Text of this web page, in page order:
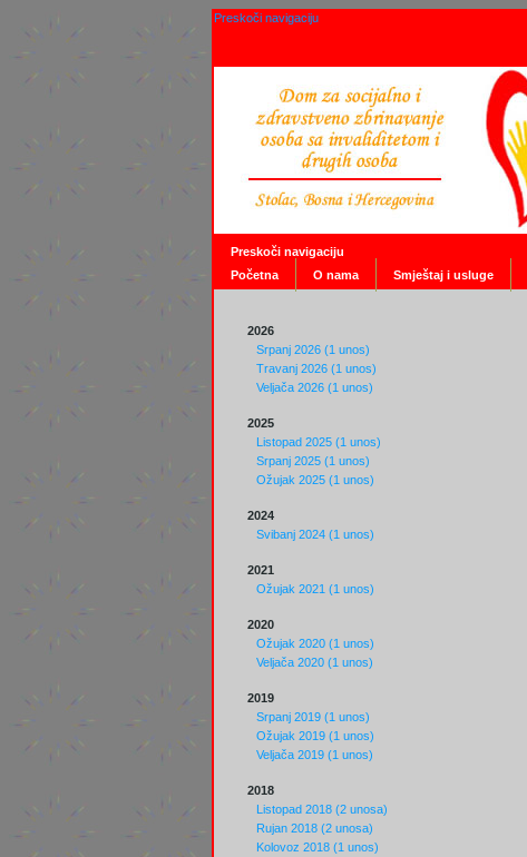
Preskoči navigaciju
Preskoči navigaciju
Početna
O nama Smještaj i usluge
2026
Srpanj 2026 (1 unos)
Travanj 2026 (1 unos)
Veljača 2026 (1 unos)
2025
Listopad 2025 (1 unos)
Srpanj 2025 (1 unos)
Ožujak 2025 (1 unos)
2024
Svibanj 2024 (1 unos)
2021
Ožujak 2021 (1 unos)
2020
Ožujak 2020 (1 unos)
Veljača 2020 (1 unos)
2019
Srpanj 2019 (1 unos)
Ožujak 2019 (1 unos)
Veljača 2019 (1 unos)
2018
Listopad 2018 (2 unosa)
Rujan 2018 (2 unosa)
Kolovoz 2018 (1 unos)